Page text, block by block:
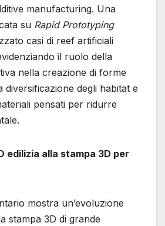
manufacturing. Una
su Rapid Prototyping
casi di reef artificiali
il ruolo della
nella creazione di forme
diversificazione degli habitat e
pensati per ridurre
edilizia alla stampa 3D per
mostra un’evoluzione
stampa 3D di grande